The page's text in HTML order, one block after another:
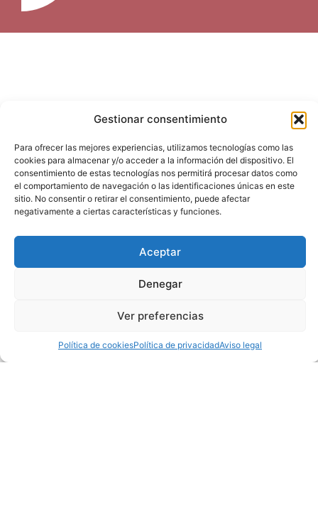
Gestionar consentimiento
Para ofrecer las mejores experiencias, utilizamos tecnologías como las
cookies para almacenar y/o acceder a la información del dispositivo. El
consentimiento de estas tecnologías nos permitirá procesar datos como
el comportamiento de navegación o las identificaciones únicas en este
sitio. No consentir o retirar el consentimiento, puede afectar
negativamente a ciertas características y funciones.
Aceptar
Denegar
Ver preferencias
Política de cookiesPolítica de privacidadAviso legal
LOS CURSOS
Gestión Economica-
financiera
Más info